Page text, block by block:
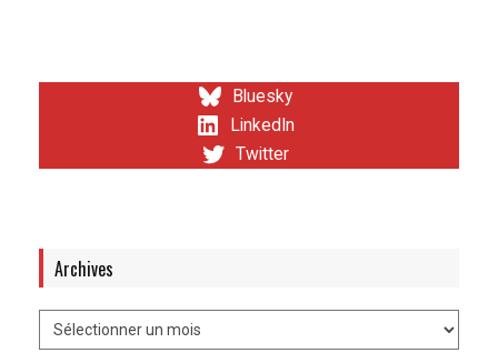
Bluesky
LinkedIn
Twitter
Archives